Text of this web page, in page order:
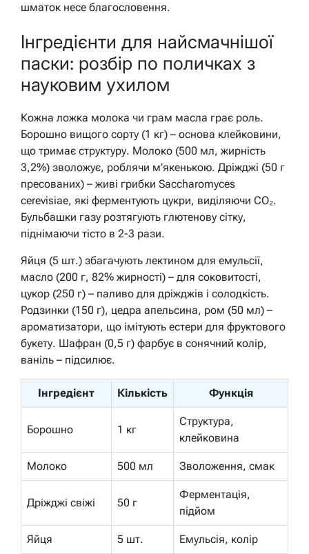
шматок несе благословення.
Інгредієнти для найсмачнішої
паски: розбір по поличках з
науковим ухилом
Кожна ложка молока чи грам масла грає роль.
Борошно вищого сорту (1 кг) – основа клейковини,
що тримає структуру. Молоко (500 мл, жирність
3,2%) зволожує, роблячи м’якенькою. Дріжджі (50 г
пресованих) – живі грибки Saccharomyces
cerevisiae, які ферментують цукри, виділяючи CO₂.
Бульбашки газу розтягують глютенову сітку,
піднімаючи тісто в 2-3 рази.
Яйця (5 шт.) збагачують лектином для емульсії,
масло (200 г, 82% жирності) – для соковитості,
цукор (250 г) – паливо для дріжджів і солодкість.
Родзинки (150 г), цедра апельсина, ром (50 мл) –
ароматизатори, що імітують естери для фруктового
букету. Шафран (0,5 г) фарбує в сонячний колір,
ваніль – підсилює.
Інгредієнт Кількість Функція
Борошно 1 кг
Структура,
клейковина
Молоко 500 мл Зволоження, смак
Дріжджі свіжі 50 г
Ферментація,
підйом
Яйця 5 шт. Емульсія, колір